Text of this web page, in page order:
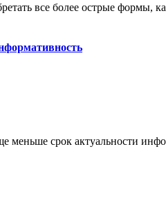
все более острые формы,
меньше срок актуальности